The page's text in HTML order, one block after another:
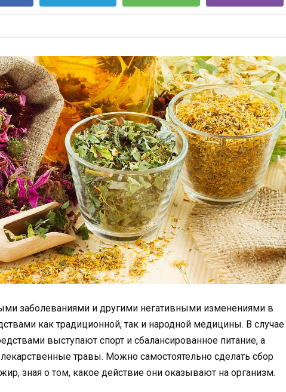
заболеваниями и другими негативными изменениями в
как традиционной, так и народной медицины. В случае
выступают спорт и сбалансированное питание, а
травы. Можно самостоятельно сделать сбор
зная о том, какое действие они оказывают на организм.